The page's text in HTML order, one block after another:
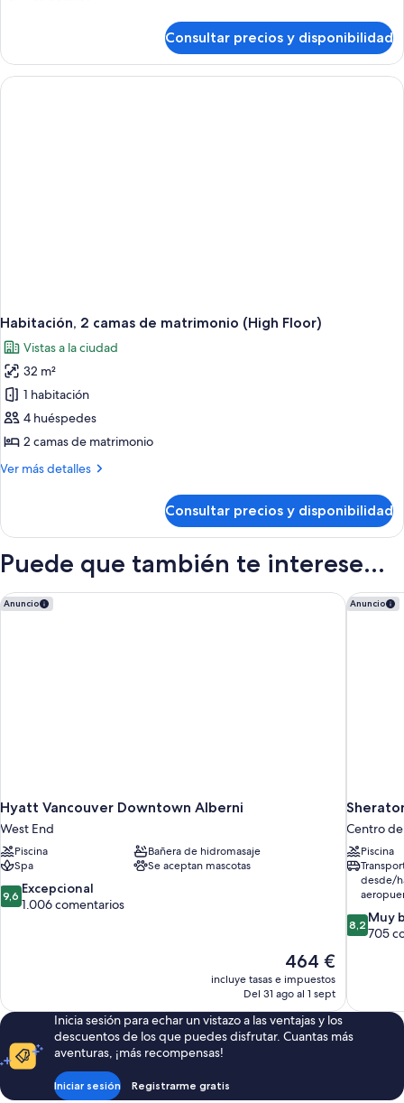
de
(High
Floor)
1
cama
de
Consultar precios y disponibilidad
Habitación, 2 camas de matrimonio (High Floor)
Vistas a la ciudad
32 m²
1 habitación
4 huéspedes
2 camas de matrimonio
Ver más detalles
Más
2
de
(High
Floor)
Consultar precios y disponibilidad
Puede que también te interese...
Anuncio
Hyatt Vancouver Downtown Alberni
West End
Piscina
Bañera de hidromasaje
Spa
Se aceptan mascotas
9.6
sobre
9,6 Excepcional
1.006 comentarios
El
precio
actual
de
464 €
464 €
incluye tasas e impuestos
Del 31 ago al 1 sept
Hyatt Vancouver Downtown Alberni Anuncio
Centro
Piscina
desde/
8.2
sobre
705
8,2 Muy
705
Inicia sesión para echar un vistazo a las ventajas y los
descuentos de los que puedes disfrutar. Cuantas más
aventuras, ¡más recompensas!
Iniciar sesión Registrarme gratis